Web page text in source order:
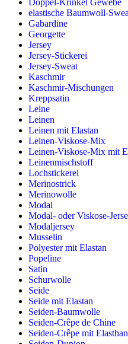
Doppel-Krinkel Gewebe
elastische Baumwoll-
Gabardine
Georgette
Jersey
Jersey-Stickerei
Jersey-Sweat
Kaschmir
Kaschmir-Mischungen
Kreppsatin
Leine
Leinen
Leinen mit Elastan
Leinen-Viskose-Mix
Leinen-Viskose-Mix mit
Leinenmischstoff
Lochstickerei
Merinostrick
Merinowolle
Modal
Modal- oder Viskose-
Modaljersey
Musselin
Polyester mit Elastan
Popeline
Satin
Schurwolle
Seide
Seide mit Elastan
Seiden-Baumwolle
Seiden-Crêpe de Chine
Seiden-Crêpe mit Elasthan